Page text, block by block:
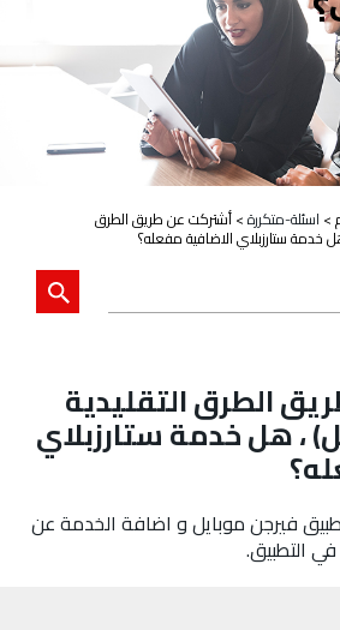
> اسئلة-متكررة>أشتركت عن طريق الطرق
خدمة ستارزبلاي الاضافية مفعله؟
الطرق التقليدية
، هل خدمة ستارزبلاي
فيرجن موبايل و اضافة الخدمة عن
التطبيق.